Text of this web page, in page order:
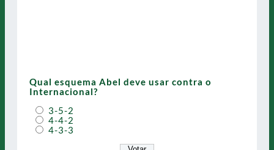
Qual esquema Abel deve usar contra o
Internacional?
3-5-2
4-4-2
4-3-3